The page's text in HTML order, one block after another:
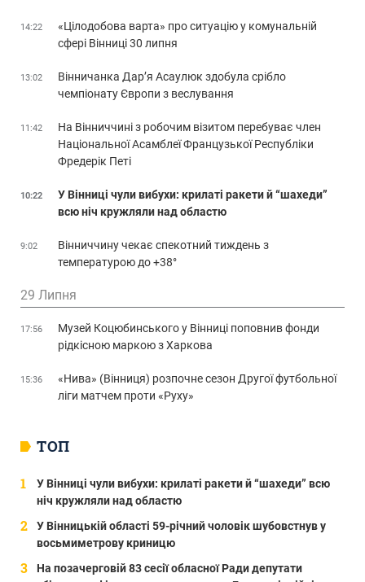
ТОП
У Вінниці чули вибухи: крилаті ракети й “шахеди” всю
ніч кружляли над областю
У Вінницькій області 59-річний чоловік шубовстнув у
восьмиметрову криницю
На позачерговій 83 сесії обласної Ради депутати
14:22
«Цілодобова варта» про ситуацію у комунальній
сфері Вінниці 30 липня
13:02
Вінничанка Дар’я Асаулюк здобула срібло
чемпіонату Європи з веслування
11:42
На Вінниччині з робочим візитом перебуває член
Національної Асамблеї Французької Республіки
Фредерік Петі
10:22
У Вінниці чули вибухи: крилаті ракети й “шахеди”
всю ніч кружляли над областю
9:02
Вінниччину чекає спекотний тиждень з
температурою до +38°
29 Липня
17:56
Музей Коцюбинського у Вінниці поповнив фонди
рідкісною маркою з Харкова
15:36
«Нива» (Вінниця) розпочне сезон Другої футбольної
ліги матчем проти «Руху»